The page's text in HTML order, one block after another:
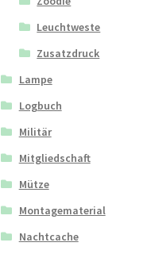
Leuchtweste
Zusatzdruck
Lampe
Logbuch
Militär
Mitgliedschaft
Mütze
Montagematerial
Nachtcache